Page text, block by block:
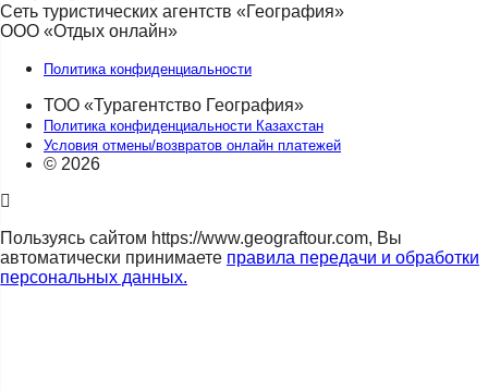
Сеть туристических агентств «География»
ООО «Отдых онлайн»
Политика конфиденциальности
ТОО «Турагентство География»
Политика конфиденциальности Казахстан
Условия отмены/возвратов онлайн платежей
© 2026
Пользуясь сайтом https://www.geograftour.com, Вы
автоматически принимаете правила передачи и обработки
персональных данных.